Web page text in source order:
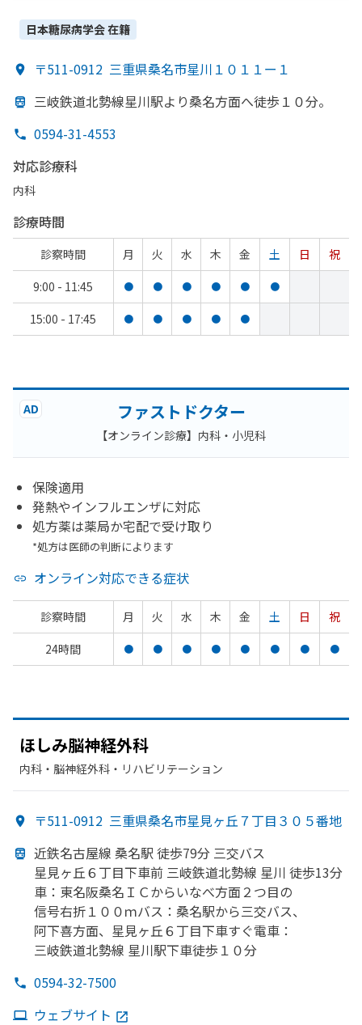
日本糖尿病学会在籍
〒511-0912 三重県桑名市星川１０１１ー１
三岐鉄道北勢線星川駅より桑名方面へ徒歩１０分。
0594-31-4553
対応診療科
内科
診療時間
診察時間 月 火 水 木 金 土 日
祝
9:00 - 11:45
● ● ● ● ● ●
15:00 - 17:45 ● ● ● ● ●
AD ファストドクター
【オンライン診療】内科・小児科
保険適用
発熱やインフルエンザに対応
処方薬は薬局か宅配で受け取り
*処方は医師の判断によります
オンライン対応できる症状
診察時間 月 火 水 木 金 土 日
祝
24時間
● ● ● ● ● ● ● ●
ほしみ脳神経外科
内科・​脳神経外科・​リハビリテーション
〒511-0912 三重県桑名市星見ヶ丘７丁目３０５番地
近鉄名古屋線 桑名駅 徒歩79分 三交バス
星見ヶ丘６丁目下車前 三岐鉄道北勢線 星川 徒歩13分
車：東名阪桑名ＩＣからいなべ方面２つ目の
信号右折１００ｍバス：桑名駅から三交バス、
阿下喜方面、 星見ヶ丘６丁目下車すぐ電車：
三岐鉄道北勢線 星川駅下車徒歩１０分
0594-32-7500
ウェブサイト